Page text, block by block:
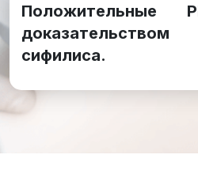
Положительные
сифилиса.